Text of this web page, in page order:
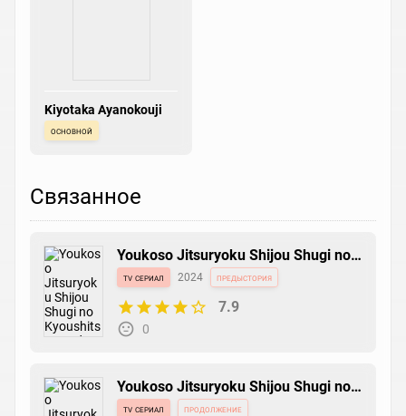
Kiyotaka Ayanokouji
основной
Связанное
Youkoso Jitsuryoku Shijou Shugi no
Kyoushitsu e 3rd Season
tv сериал 2024 предыстория
7.9
0
Youkoso Jitsuryoku Shijou Shugi no
Kyoushitsu e 5th Season
tv сериал продолжение